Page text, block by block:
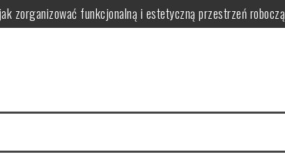
zorganizować funkcjonalną i estetyczną przestrzeń roboczą
i ergonomiczne oświetlenie wspierające naukę
bezpieczeństwo, wygodę i estetykę w praktyce